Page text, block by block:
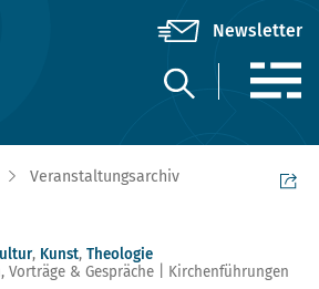
Veranstaltungsarchiv
, Kunst, Theologie
, Vorträge & Gespräche Kirchenführungen